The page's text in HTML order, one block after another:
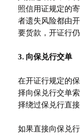
照信用证规定的
者遗失风险都由
要货款，开证行仍
3. 向保兑行交单
在开证行规定的
择向保兑行交单
择绕过保兑行直
如果直接向保兑